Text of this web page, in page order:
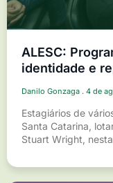
ALESC:
identidade e
Danilo Gonzaga 4 de
Estagiários de
Santa Catarina,
Stuart Wright,